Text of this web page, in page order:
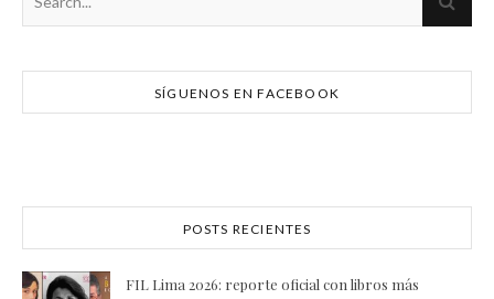
SÍGUENOS EN FACEBOOK
POSTS RECIENTES
FIL Lima 2026: reporte oficial con libros más